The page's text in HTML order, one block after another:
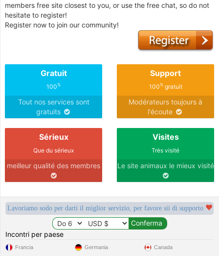
members free site closest to you, or use the free chat, so do not
hesitate to register!
Register now to join our community!
Gratuit
100%
Tout nos services sont
gratuits
Support
100%gratuit
Modérateurs toujours à
l'écoute
Sérieux
Que du sérieux
meilleur qualité des membres
Visites
Très visité
Le site animaux le mieux visité
Lavoriamo sodo per darti il miglior servizio, per favore sii di supporto
Incontri per paese
Francia Germania Canada